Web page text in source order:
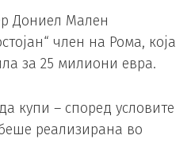
Дониел Мален
член на Рома, која
за 25 милиони евра.
купи – според условите
реализирана во